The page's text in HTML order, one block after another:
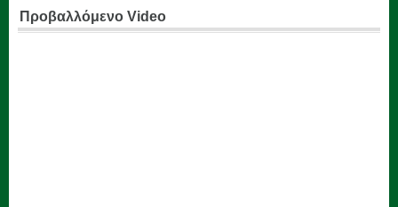
Προβαλλόμενο Video